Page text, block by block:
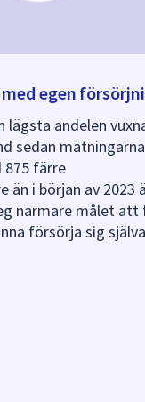
egen
lägsta andelen
sedan mätningarna
875 färre
än i början av 2023
närmare målet att
försörja sig